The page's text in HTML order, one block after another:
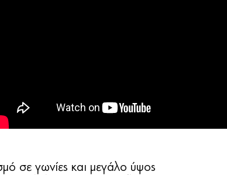
σε γωνίες και μεγάλο ύψος